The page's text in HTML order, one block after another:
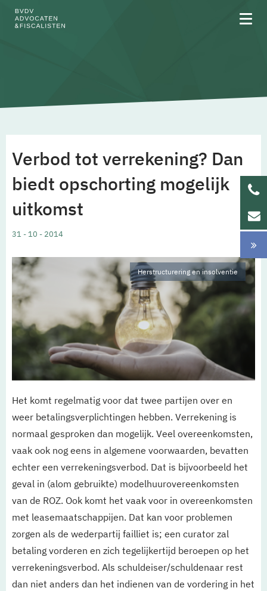
Team
Verbod tot verrekening? Dan
biedt opschorting mogelijk
uitkomst
31 - 10 - 2014
Herstructurering en insolventie
Het komt regelmatig voor dat twee partijen over en
weer betalingsverplichtingen hebben. Verrekening is
normaal gesproken dan mogelijk. Veel overeenkomsten,
vaak ook nog eens in algemene voorwaarden, bevatten
echter een verrekeningsverbod. Dat is bijvoorbeeld het
geval in (alom gebruikte) modelhuurovereenkomsten
van de ROZ. Ook komt het vaak voor in overeenkomsten
met leasemaatschappijen. Dat kan voor problemen
zorgen als de wederpartij failliet is; een curator zal
betaling vorderen en zich tegelijkertijd beroepen op het
verrekeningsverbod. Als schuldeiser/schuldenaar rest
dan niet anders dan het indienen van de vordering in het